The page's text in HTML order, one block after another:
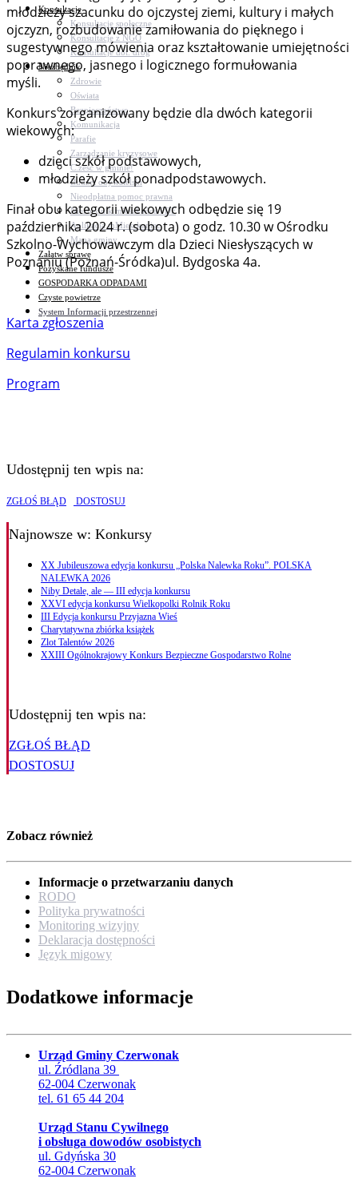
Konsultacje
Konsultacje społeczne
Konsultacje z NGO
Konsultacje dot. dróg
Niezbędnik
Zdrowie
Oświata
Bezpieczeństwo
Komunikacja
Parafie
Zarządzanie kryzysowe
C.ześć w gminie!
Budżet obywatelski
Nieodpłatna pomoc prawna
Niezbędnik mieszkańca PDF
Aplikacja mMieszkaniec
Mapa gminy
Załatw sprawę
Pozyskane fundusze
GOSPODARKA ODPADAMI
Czyste powietrze
System Informacji przestrzennej
młodzieży szacunku do ojczystej ziemi, kultury i małych
ojczyzn, rozbudowanie zamiłowania do pięknego i
sugestywnego mówienia oraz kształtowanie umiejętności
poprawnego, jasnego i logicznego formułowania
myśli.
Konkurs zorganizowany będzie dla dwóch kategorii
wiekowych:
dzieci szkół podstawowych,
młodzieży szkół ponadpodstawowych.
Finał obu kategorii wiekowych odbędzie się 19
października 2024 r. (sobota) o godz. 10.30 w Ośrodku
Szkolno-Wychowawczym dla Dzieci Niesłyszących w
Poznaniu (Poznań-Śródka)ul. Bydgoska 4a.
Karta zgłoszenia
Regulamin konkursu
Program
Udostępnij ten wpis na:
ZGŁOŚ BŁĄD DOSTOSUJ
Najnowsze w: Konkursy
XX Jubileuszowa edycja konkursu „Polska Nalewka Roku”. POLSKA
NALEWKA 2026
Niby Detale, ale — III edycja konkursu
XXVI edycja konkursu Wielkopolki Rolnik Roku
III Edycja konkursu Przyjazna Wieś
Charytatywna zbiórka książek
Zlot Talentów 2026
XXIII Ogólnokrajowy Konkurs Bezpieczne Gospodarstwo Rolne
Udostępnij ten wpis na:
ZGŁOŚ BŁĄD
DOSTOSUJ
Zobacz również
Informacje o przetwarzaniu danych
RODO
Polityka prywatności
Monitoring wizyjny
Deklaracja dostępności
Język migowy
Dodatkowe informacje
Urząd Gminy Czerwonak
ul. Źródlana 39
62-004 Czerwonak
tel. 61 65 44 204
Urząd Stanu Cywilnego
i obsługa dowodów osobistych
ul. Gdyńska 30
62-004 Czerwonak